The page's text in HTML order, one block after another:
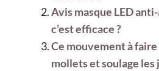
Avis masque LED
c’est efficace ?
Ce mouvement à
mollets et soulage les